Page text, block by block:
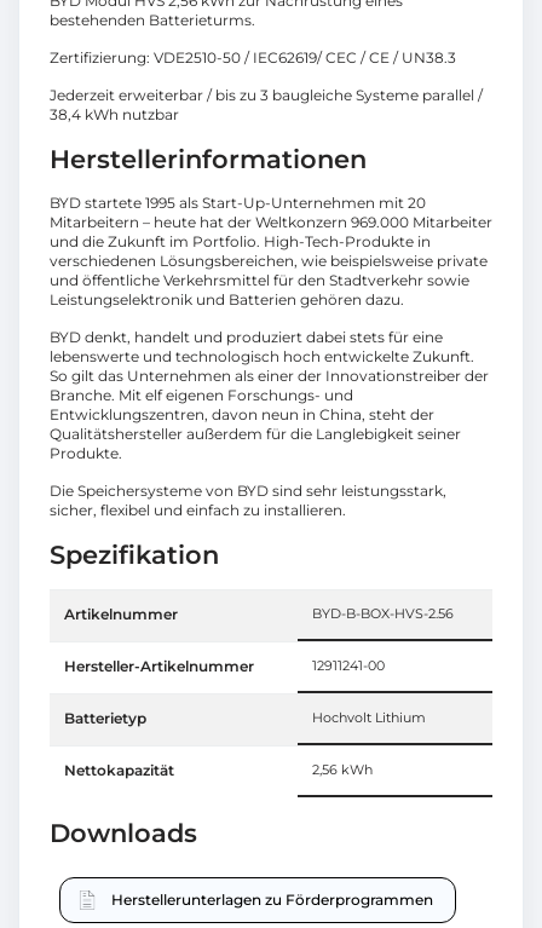
bestehenden Batterieturms.
Zertifizierung: VDE2510-50 / IEC62619/ CEC / CE / UN38.3
Jederzeit erweiterbar / bis zu 3 baugleiche Systeme parallel /
38,4 kWh nutzbar
Herstellerinformationen
BYD startete 1995 als Start-Up-Unternehmen mit 20
Mitarbeitern – heute hat der Weltkonzern 969.000 Mitarbeiter
und die Zukunft im Portfolio. High-Tech-Produkte in
verschiedenen Lösungsbereichen, wie beispielsweise private
und öffentliche Verkehrsmittel für den Stadtverkehr sowie
Leistungselektronik und Batterien gehören dazu.
BYD denkt, handelt und produziert dabei stets für eine
lebenswerte und technologisch hoch entwickelte Zukunft.
So gilt das Unternehmen als einer der Innovationstreiber der
Branche. Mit elf eigenen Forschungs- und
Entwicklungszentren, davon neun in China, steht der
Qualitätshersteller außerdem für die Langlebigkeit seiner
Produkte.
Die Speichersysteme von BYD sind sehr leistungsstark,
sicher, flexibel und einfach zu installieren.
Spezifikation
Artikelnummer BYD-B-BOX-HVS-2.56
Hersteller-Artikelnummer 12911241-00
Batterietyp Hochvolt Lithium
Nettokapazität 2,56 kWh
Downloads
Herstellerunterlagen zu Förderprogrammen